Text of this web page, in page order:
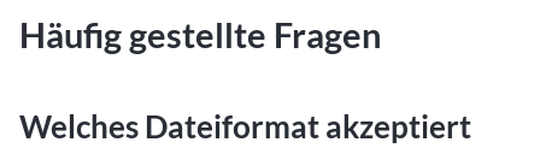
Häufig gestellte Fragen
Welches Dateiformat akzeptiert